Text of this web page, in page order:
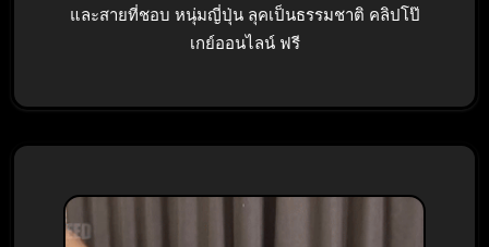
และสายที่ชอบ หนุ่มญี่ปุ่น ลุคเป็นธรรมชาติ คลิปโป๊
เกย์ออนไลน์ ฟรี